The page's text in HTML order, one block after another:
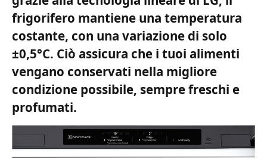
frigorifero mantiene una temperatura
costante, con una variazione di solo
±0,5°C. Ciò assicura che i tuoi alimenti
vengano conservati nella migliore
condizione possibile, sempre freschi e
profumati.